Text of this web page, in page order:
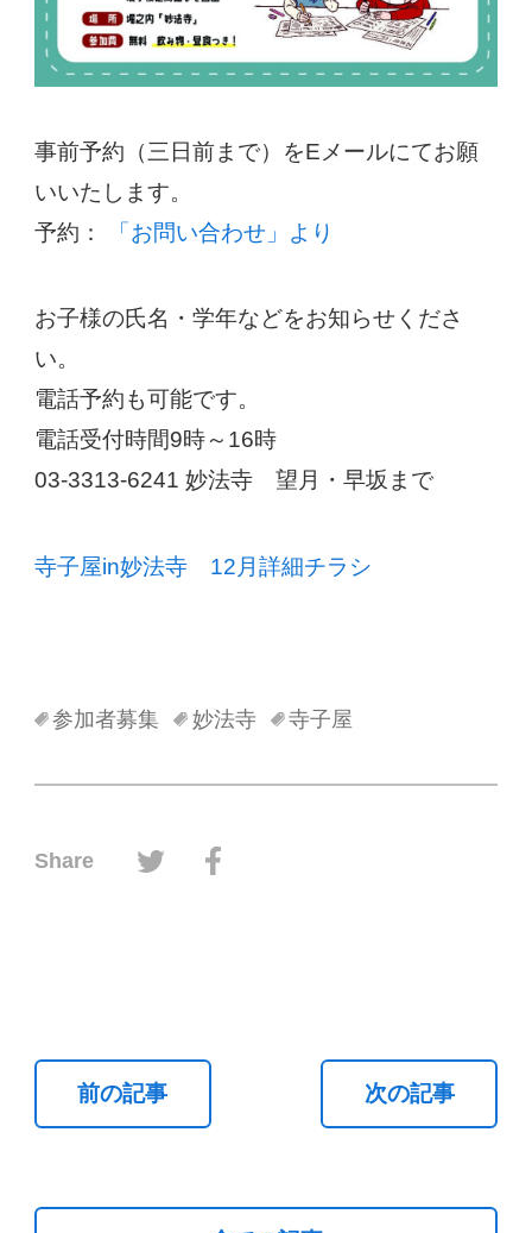
事前予約（三日前まで）をEメールにてお願
いいたします。
予約：
「お問い合わせ」より
お子様の氏名・学年などをお知らせくださ
い。
電話予約も可能です。
電話受付時間9時～16時
03-3313-6241 妙法寺 望月・早坂まで
寺子屋in妙法寺 12月詳細チラシ
参加者募集 妙法寺 寺子屋
Share ツイッターでシェアする
前の記事 次の記事